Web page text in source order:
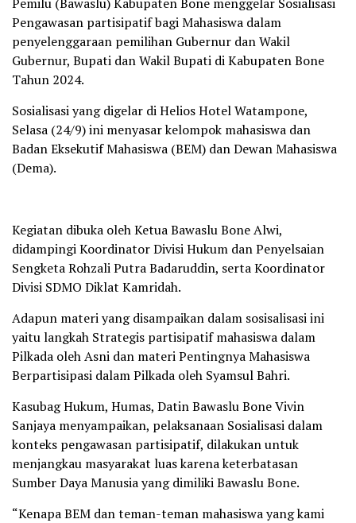
Pengawasan partisipatif bagi Mahasiswa dalam
penyelenggaraan pemilihan Gubernur dan Wakil
Gubernur, Bupati dan Wakil Bupati di Kabupaten Bone
Tahun 2024.
Sosialisasi yang digelar di Helios Hotel Watampone,
Selasa (24/9) ini menyasar kelompok mahasiswa dan
Badan Eksekutif Mahasiswa (BEM) dan Dewan Mahasiswa
(Dema).
Kegiatan dibuka oleh Ketua Bawaslu Bone Alwi,
didampingi Koordinator Divisi Hukum dan Penyelsaian
Sengketa Rohzali Putra Badaruddin, serta Koordinator
Divisi SDMO Diklat Kamridah.
Adapun materi yang disampaikan dalam sosisalisasi ini
yaitu langkah Strategis partisipatif mahasiswa dalam
Pilkada oleh Asni dan materi Pentingnya Mahasiswa
Berpartisipasi dalam Pilkada oleh Syamsul Bahri.
Kasubag Hukum, Humas, Datin Bawaslu Bone Vivin
Sanjaya menyampaikan, pelaksanaan Sosialisasi dalam
konteks pengawasan partisipatif, dilakukan untuk
menjangkau masyarakat luas karena keterbatasan
Sumber Daya Manusia yang dimiliki Bawaslu Bone.
“Kenapa BEM dan teman-teman mahasiswa yang kami